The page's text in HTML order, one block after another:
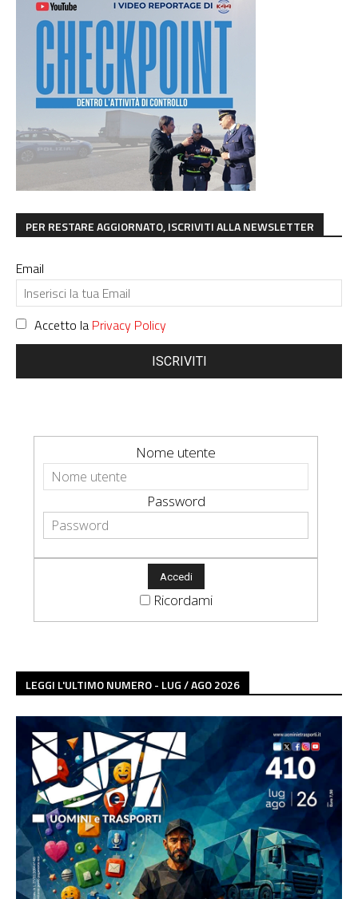
PER RESTARE AGGIORNATO, ISCRIVITI ALLA NEWSLETTER
Email
Accetto la Privacy Policy
ISCRIVITI
Nome utente
Password
Ricordami
LEGGI L'ULTIMO NUMERO - LUG / AGO 2026